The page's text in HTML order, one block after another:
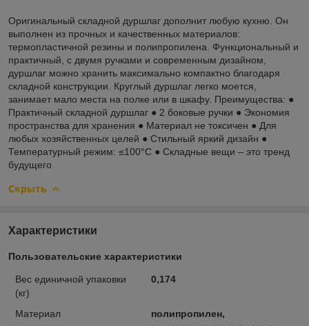
Оригинальный складной дуршлаг дополнит любую кухню. Он
выполнен из прочных и качественных материалов:
термопластичной резины и полипропилена. Функциональный и
практичный, с двумя ручками и современным дизайном,
дуршлаг можно хранить максимально компактно благодаря
складной конструкции. Круглый дуршлаг легко моется,
занимает мало места на полке или в шкафу. Преимущества: ●
Практичный складной дуршлаг ● 2 боковые ручки ● Экономия
пространства для хранения ● Материал не токсичен ● Для
любых хозяйственных целей ● Стильный яркий дизайн ●
Температурный режим: ≤100°С ● Складные вещи – это тренд
будущего
Скрыть
Характеристики
Пользовательские характеристики
Вес единичной упаковки
(кг)
0,174
Материал
полипропилен,